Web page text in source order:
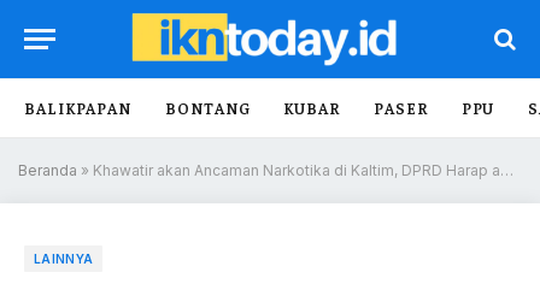
BALIKPAPAN BONTANG KUBAR PASER PPU
Beranda » Khawatir akan Ancaman Narkotika di Kaltim, DPRD Harap ada Kerjasama Lintas Sektor
LAINNYA